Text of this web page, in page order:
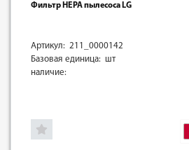
Фильтр HEPA пылесоса LG
Артикул: 211_0000142
Базовая единица: шт
наличие: